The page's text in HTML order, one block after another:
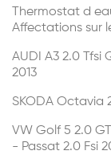
Thermostat d
Affectations sur
AUDI A3 2.0 Tfsi
2013
SKODA Octavia
VW Golf 5 2.0
- Passat 2.0 Fsi